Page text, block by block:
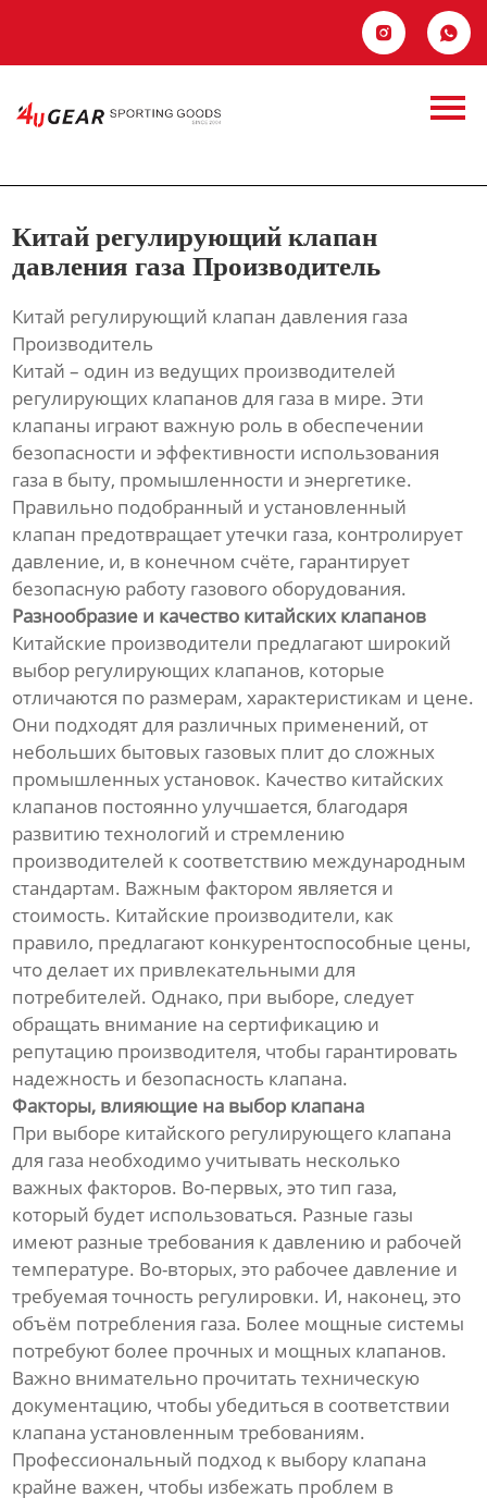
 
Контакты
Китай
регулирующий
клапан давления
газа
Производитель
Китай регулирующий клапан
давления газа Производитель
Китай регулирующий клапан давления газа
Производитель
Китай – один из ведущих производителей
регулирующих клапанов для газа в мире. Эти
клапаны играют важную роль в обеспечении
безопасности и эффективности использования
газа в быту, промышленности и энергетике.
Правильно подобранный и установленный
клапан предотвращает утечки газа, контролирует
давление, и, в конечном счёте, гарантирует
безопасную работу газового оборудования.
Разнообразие и качество китайских клапанов
Китайские производители предлагают широкий
выбор регулирующих клапанов, которые
отличаются по размерам, характеристикам и цене.
Они подходят для различных применений, от
небольших бытовых газовых плит до сложных
промышленных установок. Качество китайских
клапанов постоянно улучшается, благодаря
развитию технологий и стремлению
производителей к соответствию международным
стандартам. Важным фактором является и
стоимость. Китайские производители, как
правило, предлагают конкурентоспособные цены,
что делает их привлекательными для
потребителей. Однако, при выборе, следует
обращать внимание на сертификацию и
репутацию производителя, чтобы гарантировать
надежность и безопасность клапана.
Факторы, влияющие на выбор клапана
При выборе китайского регулирующего клапана
для газа необходимо учитывать несколько
важных факторов. Во-первых, это тип газа,
который будет использоваться. Разные газы
имеют разные требования к давлению и рабочей
температуре. Во-вторых, это рабочее давление и
требуемая точность регулировки. И, наконец, это
объём потребления газа. Более мощные системы
потребуют более прочных и мощных клапанов.
Важно внимательно прочитать техническую
документацию, чтобы убедиться в соответствии
клапана установленным требованиям.
Профессиональный подход к выбору клапана
крайне важен, чтобы избежать проблем в